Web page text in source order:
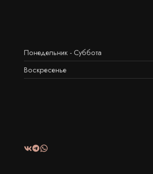
Понедельник - Суббота
Воскресенье